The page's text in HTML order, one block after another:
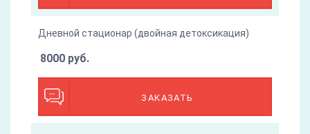
Дневной стационар (двойная детоксикация)
ЗАКАЗАТЬ
8000 руб.